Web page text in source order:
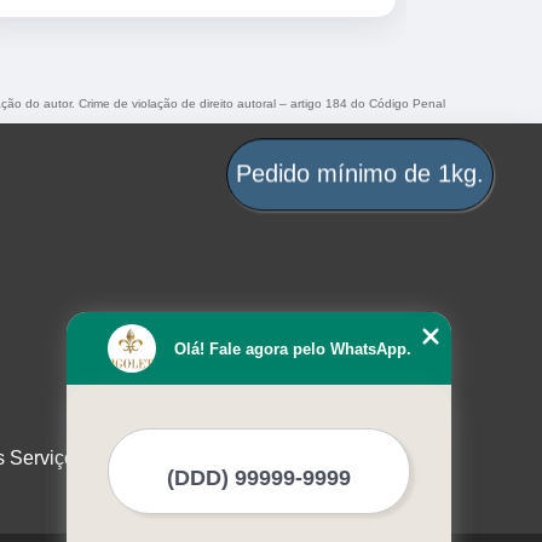
do autor. Crime de violação de direito autoral – artigo 184 do Código Penal
Serviços
Olá! Fale agora pelo WhatsApp.
Pedido mínimo de 1kg.